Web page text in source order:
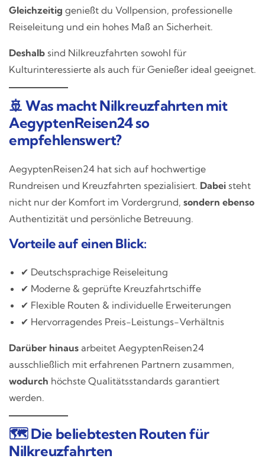
Gleichzeitig genießt du Vollpension, professionelle
Reiseleitung und ein hohes Maß an Sicherheit.
Deshalb sind Nilkreuzfahrten sowohl für
Kulturinteressierte als auch für Genießer ideal geeignet.
🚢 Was macht Nilkreuzfahrten mit
AegyptenReisen24 so
empfehlenswert?
AegyptenReisen24 hat sich auf hochwertige
Rundreisen und Kreuzfahrten spezialisiert. Dabei steht
nicht nur der Komfort im Vordergrund, sondern ebenso
Authentizität und persönliche Betreuung.
Vorteile auf einen Blick:
✔ Deutschsprachige Reiseleitung
✔ Moderne & geprüfte Kreuzfahrtschiffe
✔ Flexible Routen & individuelle Erweiterungen
✔ Hervorragendes Preis-Leistungs-Verhältnis
Darüber hinaus arbeitet AegyptenReisen24
ausschließlich mit erfahrenen Partnern zusammen,
wodurch höchste Qualitätsstandards garantiert
werden.
🗺️ Die beliebtesten Routen für
Nilkreuzfahrten